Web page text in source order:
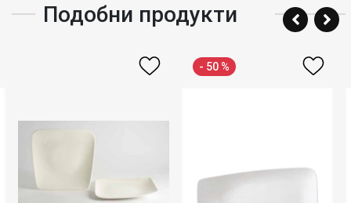
Подобни продукти
- 50 %